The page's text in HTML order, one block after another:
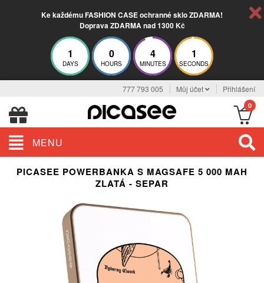
Ke každému FASHION CASE ochranné sklo ZDARMA!
Doprava ZDARMA nad 1300 Kč
1
DAYS
0
HOURS
4
MINUTES
0
SECONDS
777 793 005 Můj účet Přihlášení
0
MENU
PICASEE POWERBANKA S MAGSAFE 5 000 MAH
ZLATÁ - SEPAR